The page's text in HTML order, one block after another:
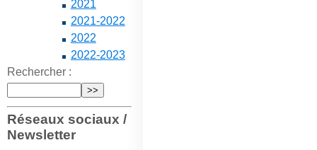
2021
2021-2022
2022
2022-2023
Rechercher :
Réseaux sociaux /
Newsletter